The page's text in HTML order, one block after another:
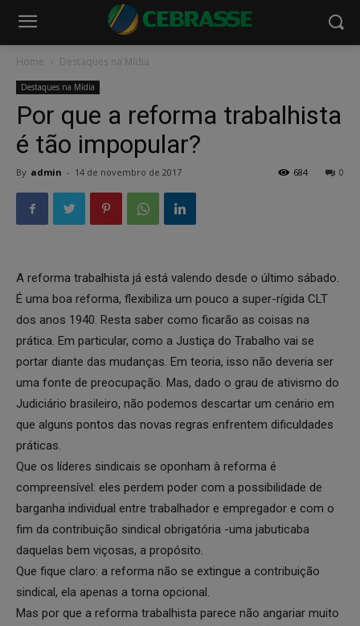
Home Destaques na Mídia
Destaques na Mídia
Por que a reforma trabalhista
é tão impopular?
By admin - 14 de novembro de 2017 0
684
A reforma trabalhista já está valendo desde o último sábado.
É uma boa reforma, flexibiliza um pouco a super-rígida CLT
dos anos 1940. Resta saber como ficarão as coisas na
prática. Em particular, como a Justiça do Trabalho vai se
portar diante das mudanças. Em teoria, isso não deveria ser
uma fonte de preocupação. Mas, dado o grau de ativismo do
Judiciário brasileiro, não podemos descartar um cenário em
que alguns pontos das novas regras enfrentem dificuldades
práticas.
Que os líderes sindicais se oponham à reforma é
compreensível: eles perdem poder com a possibilidade de
barganha individual entre trabalhador e empregador e com o
fim da contribuição sindical obrigatória -uma jabuticaba
daquelas bem viçosas, a propósito.
Que fique claro: a reforma não se extingue a contribuição
sindical, ela apenas a torna opcional.
Mas por que a reforma trabalhista parece não angariar muito